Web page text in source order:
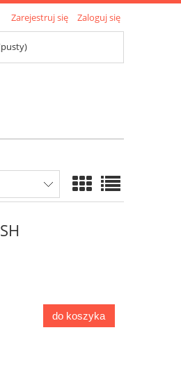
Zarejestruj się Zaloguj się
do koszyka